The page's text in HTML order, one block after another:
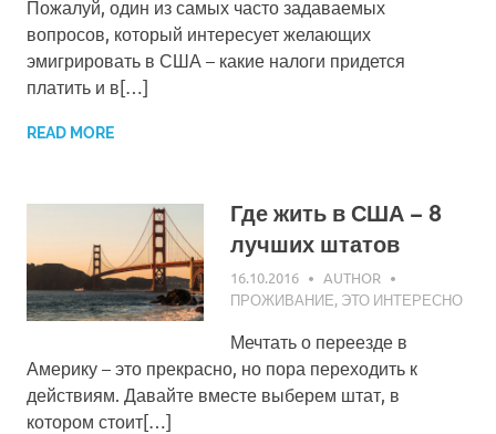
Пожалуй, один из самых часто задаваемых
вопросов, который интересует желающих
эмигрировать в США – какие налоги придется
платить и в[…]
READ MORE
Где жить в США – 8
лучших штатов
16.10.2016
AUTHOR
ПРОЖИВАНИЕ, ЭТО ИНТЕРЕСНО
Мечтать о переезде в
Америку – это прекрасно, но пора переходить к
действиям. Давайте вместе выберем штат, в
котором стоит[…]